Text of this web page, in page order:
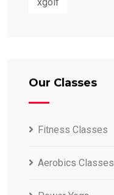
Our Classes
Fitness Classes
Aerobics Classes